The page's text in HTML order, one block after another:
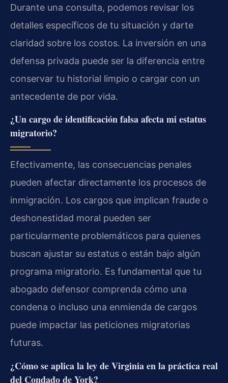
Durante una consulta, podemos revisar los
detalles específicos de tu situación y darte
claridad sobre los costos. La inversión en una
defensa privada puede ser la diferencia entre
conservar tu historial limpio o cargar con un
antecedente de por vida.
¿Un cargo de identificación falsa afecta mi estatus
migratorio?
Efectivamente, las consecuencias penales
pueden afectar directamente los procesos de
inmigración. Los cargos que implican fraude o
deshonestidad moral pueden ser
particularmente problemáticos para quienes
buscan ajustar su estatus o están bajo algún
programa migratorio. Es fundamental que tu
abogado defensor comprenda cómo una
condena o incluso una enmienda de cargos
puede impactar las peticiones migratorias
futuras.
¿Cómo se aplica la ley de Virginia en la práctica real
del Condado de York?